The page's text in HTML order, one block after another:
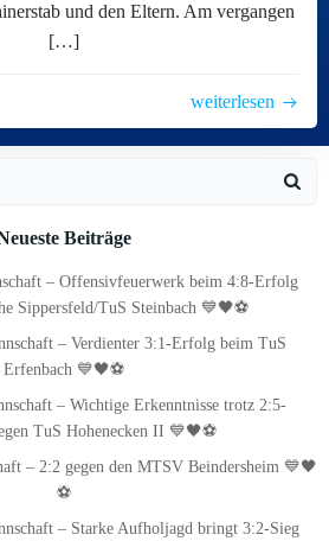
und den Eltern. Am vergangen
[…]
weiterlesen
Beiträge
– Offensivfeuerwerk beim 4:8-Erfolg
Sippersfeld/TuS Steinbach 💙🖤⚽
– Verdienter 3:1-Erfolg beim TuS
Erfenbach 💙🖤⚽
– Wichtige Erkenntnisse trotz 2:5-
TuS Hohenecken II 💙🖤⚽
– 2:2 gegen den MTSV Beindersheim 💙🖤
⚽
– Starke Aufholjagd bringt 3:2-Sieg